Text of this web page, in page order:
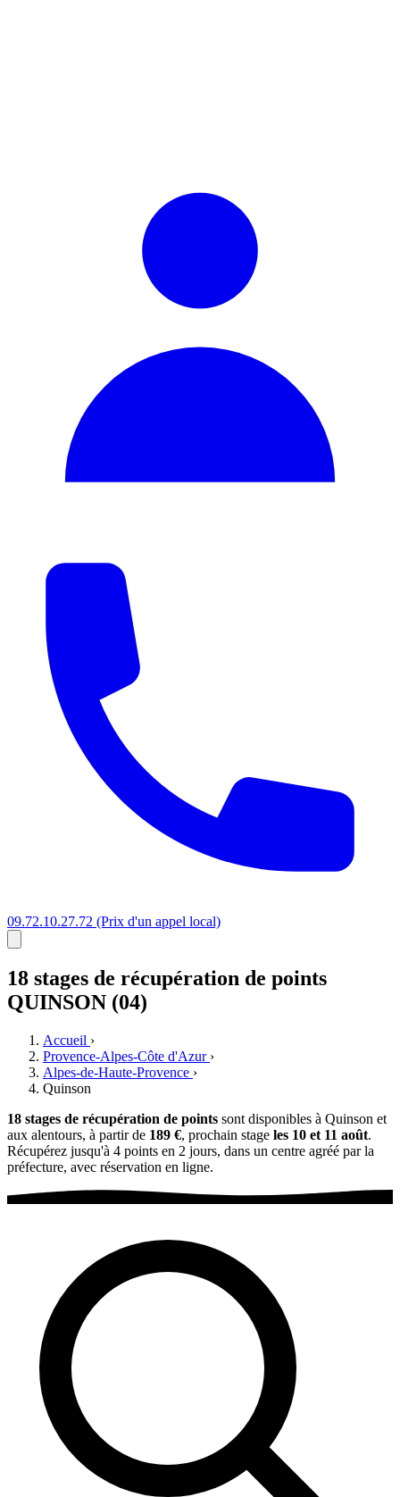
09.72.10.27.72 (Prix d'un appel local)
18 stages de récupération de points
QUINSON (04)
Accueil ›
Provence-Alpes-Côte d'Azur ›
Alpes-de-Haute-Provence ›
Quinson
18 stages de récupération de points sont disponibles à Quinson et
aux alentours, à partir de 189 €, prochain stage les 10 et 11 août.
Récupérez jusqu'à 4 points en 2 jours, dans un centre agréé par la
préfecture, avec réservation en ligne.